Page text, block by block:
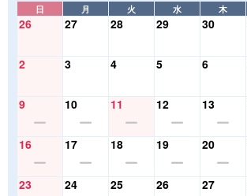
日 月 火 水 木
26 27 28 29 30
2 3 4 5 6
9 10 11 12 13
16 17 18 19 20
23 24 25 26 27